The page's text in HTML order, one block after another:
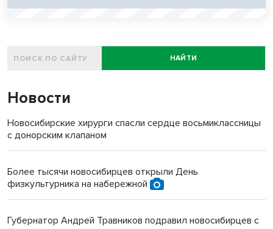
НАЙТИ
Новости
Новосибирские хирурги спасли сердце восьмиклассницы
с донорским клапаном
Более тысячи новосибирцев открыли День
физкультурника на набережной
Губернатор Андрей Травников подравил новосибирцев с